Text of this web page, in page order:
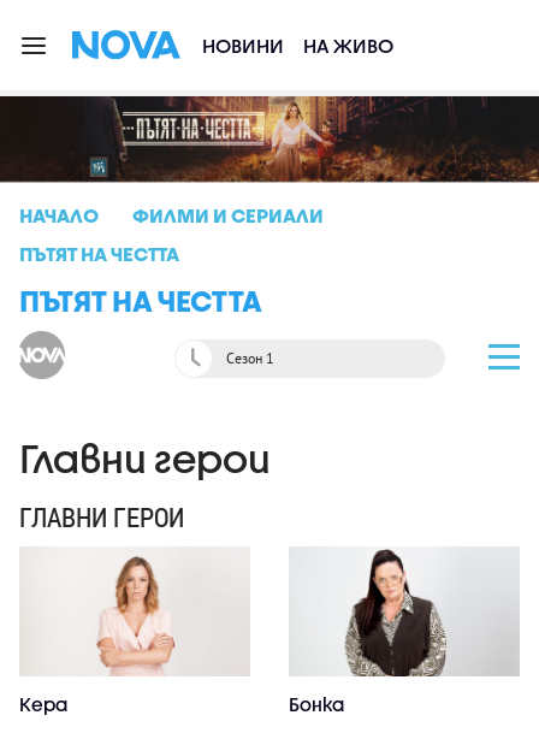
НОВИНИ НА ЖИВО
НАЧАЛО
ФИЛМИ И СЕРИАЛИ
ПЪТЯТ НА ЧЕСТТА
ПЪТЯТ НА ЧЕСТТА
Сезон 1
Главни герои
ГЛАВНИ ГЕРОИ
Кера Бонка